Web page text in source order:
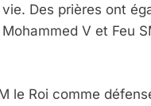
Des prières ont
V et Feu
le Roi comme